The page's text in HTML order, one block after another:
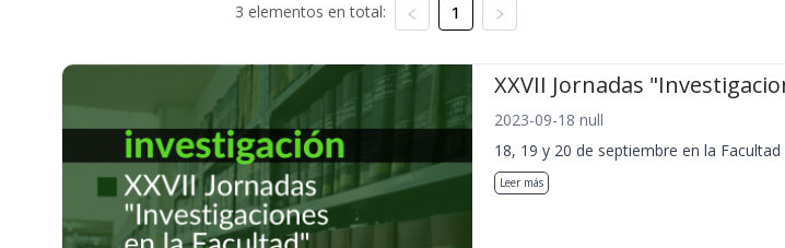
3 elementos en total: 1
XXVII Jornadas
2023-09-18 null
18, 19 y 20 de septiembre en la Facultad
Leer más